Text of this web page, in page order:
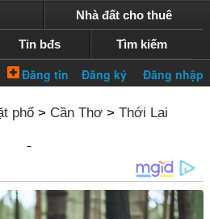
Nhà đất cho thuê
Tin bđs Tìm kiếm
phố > Cần Thơ > Thới Lai